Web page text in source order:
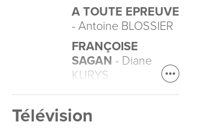
A TOUTE EPREUVE
- Antoine BLOSSIER
FRANÇOISE
SAGAN - Diane
KURYS
Télévision